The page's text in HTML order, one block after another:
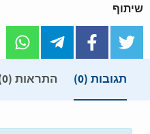
שיתוף
תגובות (0) התראות (0)